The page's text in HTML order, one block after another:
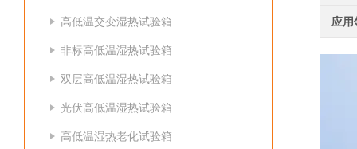
高低温交变湿热试验箱
非标高低温湿热试验箱
双层高低温湿热试验箱
光伏高低温湿热试验箱
高低温湿热老化试验箱
应用